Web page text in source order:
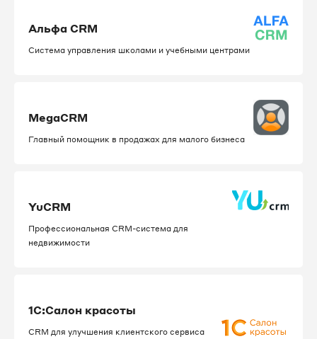
Альфа CRM
Система управления школами и учебными центрами
MegaCRM
Главный помощник в продажах для малого бизнеса
YuCRM
Профессиональная CRM-система для
недвижимости
1С:Салон красоты
CRM для улучшения клиентского сервиса